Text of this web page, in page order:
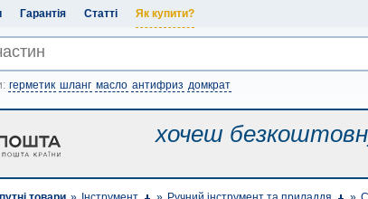
Гарантія Статті Як купити?
герметик шланг масло антифриз домкрат
хочеш